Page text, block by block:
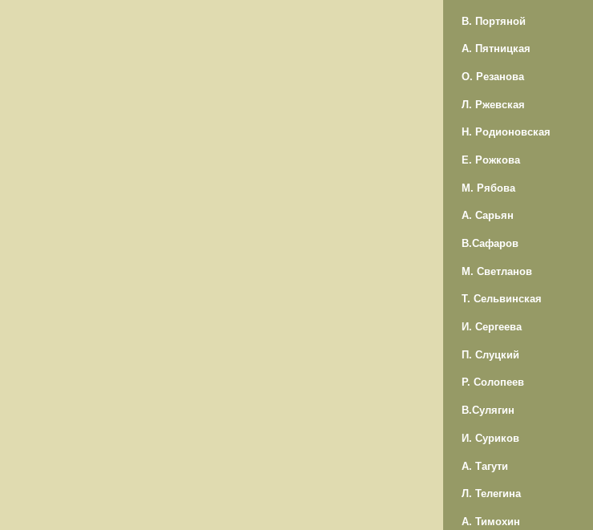
В. Портяной
А. Пятницкая
О. Резанова
Л. Ржевская
Н. Родионовская
Е. Рожкова
М. Рябова
А. Сарьян
В.Сафаров
М. Светланов
Т. Сельвинская
И. Сергеева
П. Слуцкий
Р. Солопеев
В.Сулягин
И. Суриков
А. Тагути
Л. Телегина
А. Тимохин